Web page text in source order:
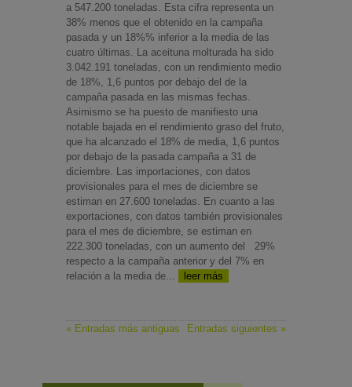
a 547.200 toneladas. Esta cifra representa un
38% menos que el obtenido en la campaña
pasada y un 18%% inferior a la media de las
cuatro últimas. La aceituna molturada ha sido
3.042.191 toneladas, con un rendimiento medio
de 18%, 1,6 puntos por debajo del de la
campaña pasada en las mismas fechas.
Asimismo se ha puesto de manifiesto una
notable bajada en el rendimiento graso del fruto,
que ha alcanzado el 18% de media, 1,6 puntos
por debajo de la pasada campaña a 31 de
diciembre. Las importaciones, con datos
provisionales para el mes de diciembre se
estiman en 27.600 toneladas. En cuanto a las
exportaciones, con datos también provisionales
para el mes de diciembre, se estiman en
222.300 toneladas, con un aumento del 29%
respecto a la campaña anterior y del 7% en
relación a la media de...
leer más
« Entradas más antiguas Entradas siguientes »